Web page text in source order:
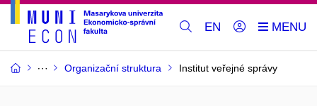
EN
Organizační struktura Institut veřejné správy